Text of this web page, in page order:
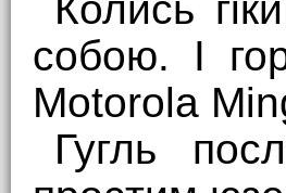
собою. І
Motorola
Гугль